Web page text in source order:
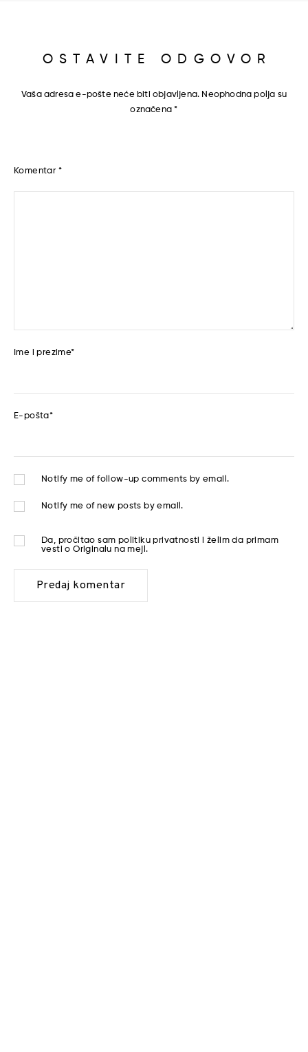
OSTAVITE ODGOVOR
Vaša adresa e-pošte neće biti objavljena. Neophodna polja su
označena*
Komentar *
Ime i prezime*
E-pošta*
Notify me of follow-up comments by email.
Notify me of new posts by email.
Da, pročitao sam politiku privatnosti
i želim da primam
vesti o Originalu na mejl.